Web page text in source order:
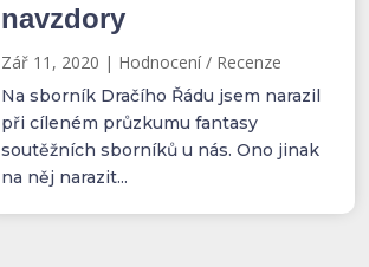
navzdory
Zář 11, 2020 | Hodnocení / Recenze
Na sborník Dračího Řádu jsem narazil
při cíleném průzkumu fantasy
soutěžních sborníků u nás. Ono jinak
na něj narazit...